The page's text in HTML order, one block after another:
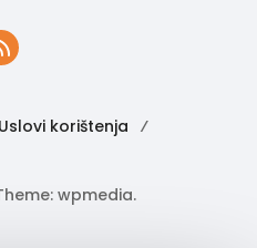
Uslovi korištenja
wpmedia.